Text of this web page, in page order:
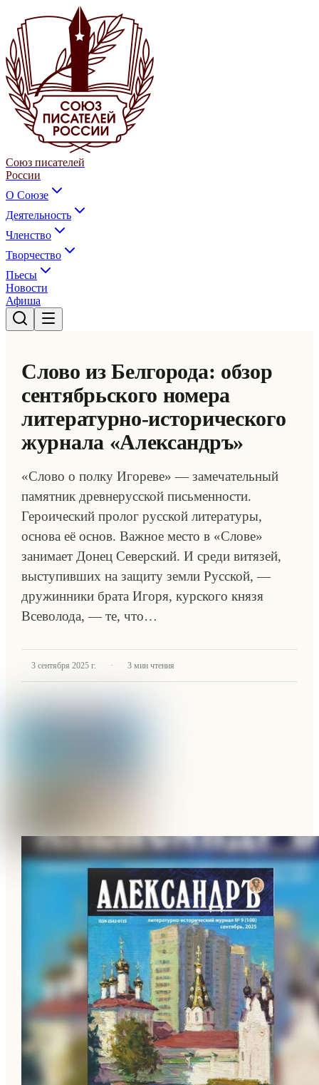
Союз писателей
России
О Союзе
Деятельность
Членство
Творчество
Пьесы
Новости
Афиша
Слово из Белгорода: обзор
сентябрьского номера
литературно-исторического
журнала «Александръ»
«Слово о полку Игореве» — замечательный
памятник древнерусской письменности.
Героический пролог русской литературы,
основа её основ. Важное место в «Слове»
занимает Донец Северский. И среди витязей,
выступивших на защиту земли Русской, —
дружинники брата Игоря, курского князя
Всеволода, — те, что…
3 сентября 2025 г. · 3 мин чтения